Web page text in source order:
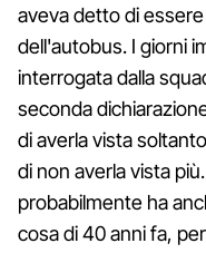
aveva detto di
dell'autobus. I giorni
interrogata dalla
seconda
di averla vista
di non averla vista
probabilmente ha
cosa di 40 anni fa,